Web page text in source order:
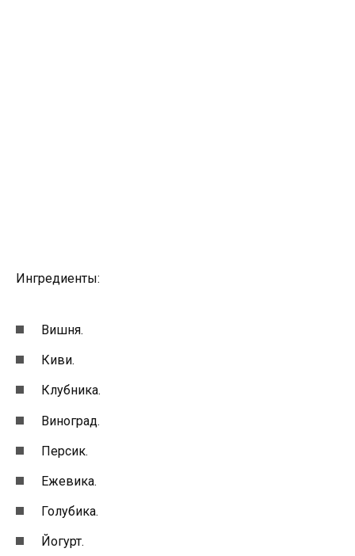
Ингредиенты:
Вишня.
Киви.
Клубника.
Виноград.
Персик.
Ежевика.
Голубика.
Йогурт.